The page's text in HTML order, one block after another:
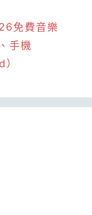
免費音樂
手機